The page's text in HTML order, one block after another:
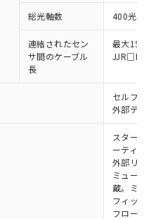
総光軸数 400光軸
連結されたセン
サ間のケーブル
長
最大15m
JJR□L）
セルフテ
外部テス
スタート
ーティン
外部リレ
ミューテ
蔵。ミュ
フィック
フローテ
制御機器事業取扱
いただくもので
となる商品もある
指令（10物質）の
指令（10物質）の
中または確認中の
含有部品として
率が中国RoHSの
率が中国RoHSの